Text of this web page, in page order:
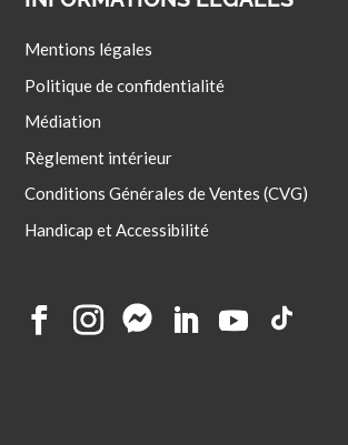
Mentions légales
Politique de confidentialité
Médiation
Règlement intérieur
Conditions Générales de Ventes (CVG)
Handicap et Accessibilité